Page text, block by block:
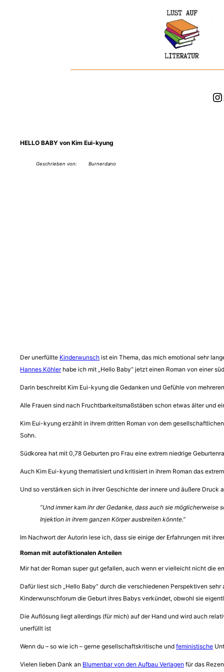
HELLO BABY von Kim Eui-kyung
Geschrieben von: Burnerdano
Der unerfüllte Kinderwunsch ist ein Thema, das mich emotional sehr
Hannes Köhlerhabe ich mit „Hello Baby“ jetzt einen Roman von einer
Darin beschreibt Kim Eui-kyung die Gedanken und Gefühle von
Alle Frauen sind nach Fruchtbarkeitsmaßstäben schon etwas älter und
Kim Eui-kyung erzählt in ihrem dritten Roman von dem
Sohn.
Südkorea hat mit 0,78 Geburten pro Frau eine extrem niedrige
Auch Kim Eui-kyung thematisiert und kritisiert in ihrem Roman das
Und so verstärken sich in ihrer Geschichte der innere und äußere Druck
“Und immer kam ihr der Gedanke, dass auch sie
Injektion in ihrem ganzen Körper ausbreiten könnte.”
Im Nachwort der Autorin lese ich, dass sie einige der Erfahrungen mit
Roman mit autofiktionalen Anteilen
Mir hat der Roman super gut gefallen, auch wenn er vielleicht nicht die
Dafür liest sich „Hello Baby“ durch die verschiedenen Perspektiven
Kinderwunschforum die Geburt ihres Babys verkündet, obwohl sie
Die Auflösung liegt allerdings (für mich) auf der Hand und wird auch
unerfüllt ist
Wenn du – so wie ich – gerne gesellschaftskritische und feministische
Vielen lieben Dank an Blumenbar von den Aufbau Verlagen für das